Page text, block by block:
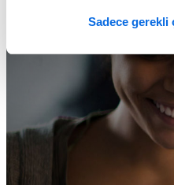
Sadece gerekli